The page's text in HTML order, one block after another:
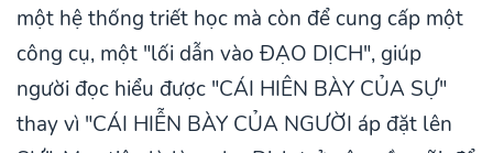
một hệ thống triết học mà còn để cung cấp một
công cụ, một "lối dẫn vào ĐẠO DỊCH", giúp
người đọc hiểu được "CÁI HIÊN BÀY CỦA SỰ"
thay vì "CÁI HIỄN BÀY CỦA NGƯỜI áp đặt lên